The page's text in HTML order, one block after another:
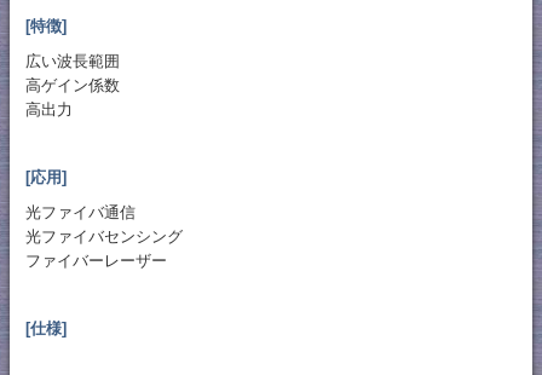
[特徴]
広い波長範囲
高ゲイン係数
高出力
[応用]
光ファイバ通信
光ファイバセンシング
ファイバーレーザー
[仕様]